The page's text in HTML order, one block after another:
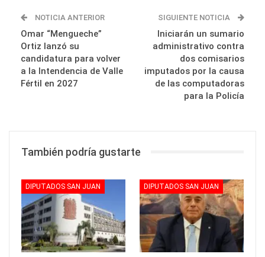
NOTICIA ANTERIOR
Omar “Mengueche”
Ortiz lanzó su
candidatura para volver
a la Intendencia de Valle
Fértil en 2027
SIGUIENTE NOTICIA
Iniciarán un sumario
administrativo contra
dos comisarios
imputados por la causa
de las computadoras
para la Policía
También podría gustarte
DIPUTADOS SAN JUAN DIPUTADOS SAN JUAN